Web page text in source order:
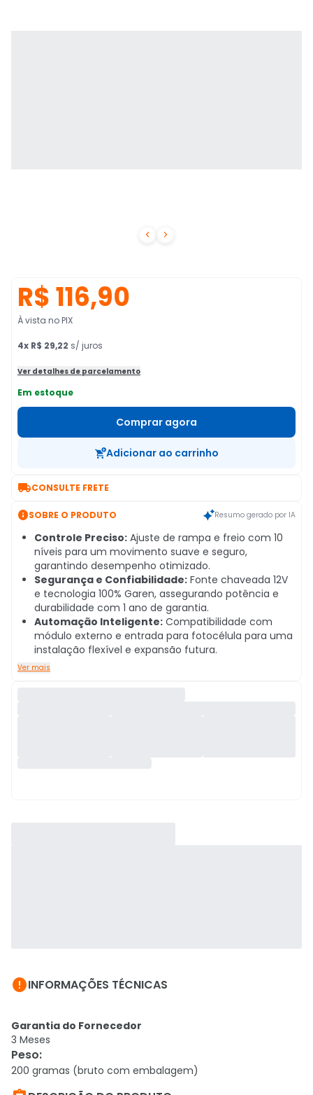
 
R$ 116,90
À vista no PIX
4x R$ 29,22 s/ juros
Ver detalhes de parcelamento
Em estoque
Comprar agora
Adicionar ao carrinho
CONSULTE FRETE
SOBRE O PRODUTO Resumo gerado por IA
Controle Preciso: Ajuste de rampa e freio com 10
níveis para um movimento suave e seguro,
garantindo desempenho otimizado.
Segurança e Confiabilidade: Fonte chaveada 12V
e tecnologia 100% Garen, assegurando potência e
durabilidade com 1 ano de garantia.
Automação Inteligente: Compatibilidade com
módulo externo e entrada para fotocélula para uma
instalação flexível e expansão futura.
Ver mais
INFORMAÇÕES TÉCNICAS
Garantia do Fornecedor
3 Meses
Peso:
200 gramas (bruto com embalagem)